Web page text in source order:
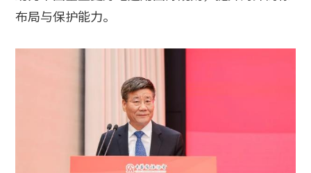
布局与保护能力。